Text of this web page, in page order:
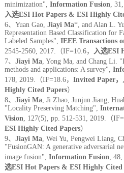
minimization", Information Fusion,
入选ESI Hot Papers & ESI Highly
6、Yuan Gao, Jiayi Ma*, and Alan L.
Representation Based Classification for
Labeled Samples", IEEE Transactions
2545-2560, 2017.（IF=10.6， 入选ESI
7、 Jiayi Ma, Yong Ma, and Chang Li.
methods and applications: A survey",
178, 2019.（IF=18.6， Invited Paper
Highly Cited Papers）
8、 Jiayi Ma, Ji Zhao, Junjun Jiang,
"Locality Preserving Matching",
Vision, 127(5), pp. 512-531, 2019.（
ESI Highly Cited Papers）
9、 Jiayi Ma, Wei Yu, Pengwei Liang,
"FusionGAN: A generative adversarial
image fusion", Information Fusion, 48,
选ESI Hot Papers & ESI Highly Cited